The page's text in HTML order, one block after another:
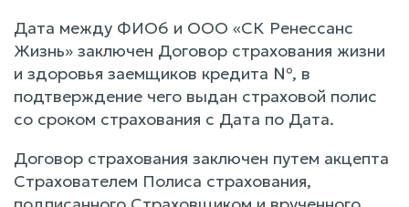
Дата между ФИО6 и ООО «СК Ренессанс
Жизнь» заключен Договор страхования жизни
и здоровья заемщиков кредита №, в
подтверждение чего выдан страховой полис
со сроком страхования с Дата по Дата.
Договор страхования заключен путем акцепта
Страхователем Полиса страхования,